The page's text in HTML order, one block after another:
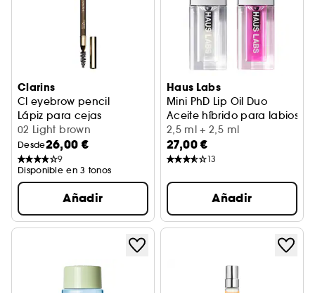
Clarins
Cl eyebrow pencil
Lápiz para cejas
02 Light brown
Desde26,00 €
9
Disponible en 3 tonos
Añadir
Haus Labs
Mini PhD Lip Oil Duo
Aceite híbrido para labios
2,5 ml + 2,5 ml
27,00 €
13
Añadir